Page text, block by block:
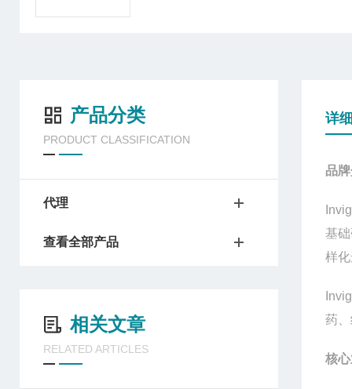
产品分类
PRODUCT CLASSIFICATION
代理
查看全部产品
相关文章
RELATED ARTICLES
详
品
基
样
药
核